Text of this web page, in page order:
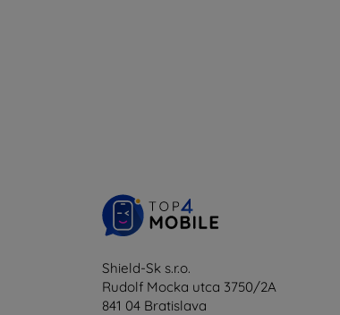
Shield-Sk s.r.o.
Rudolf Mocka utca 3750/2A
841 04 Bratislava